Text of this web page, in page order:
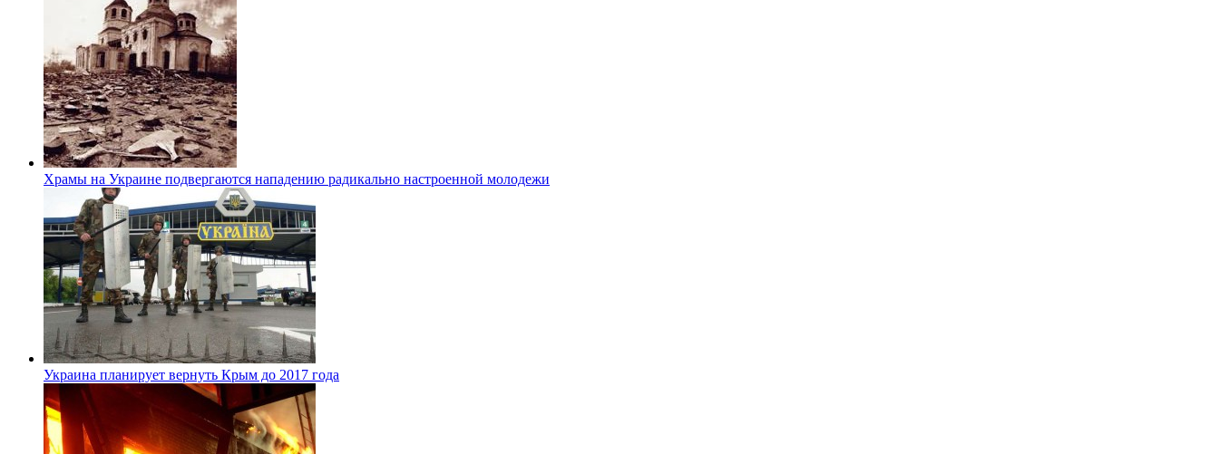
Храмы на Украине подвергаются нападению радикально настроенной молодежи
Украина планирует вернуть Крым до 2017 года